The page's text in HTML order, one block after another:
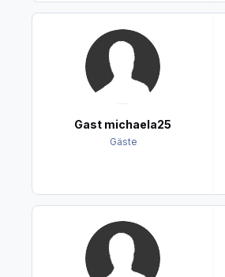
Gast michaela25
Gäste